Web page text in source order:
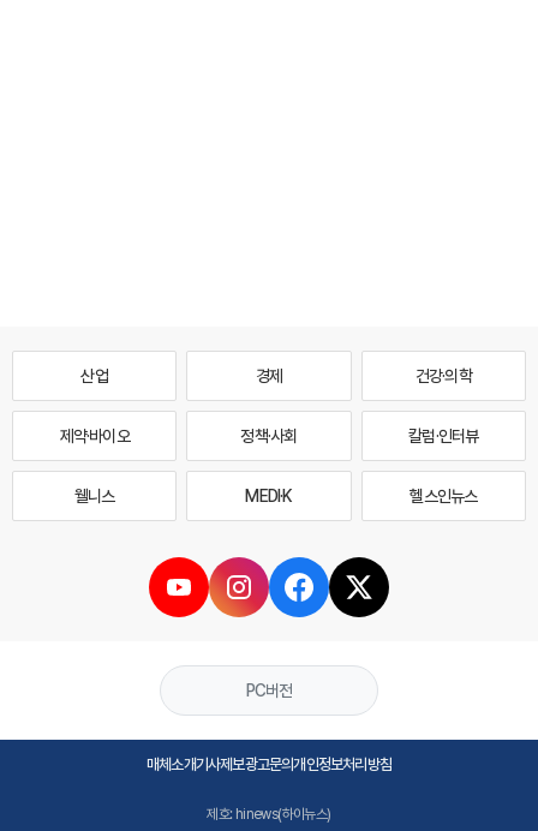
산업 경제 건강·의학
제약·바이오 정책·사회 칼럼·인터뷰
웰니스 MEDI·K 헬스인뉴스
PC버전
매체소개기사제보광고문의개인정보처리방침
제호: hinews(하이뉴스)